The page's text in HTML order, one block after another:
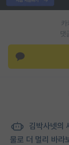
카
댓
김박사넷의
물로 더 멀리 바라